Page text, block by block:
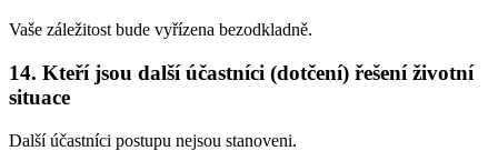
Vaše záležitost bude vyřízena bezodkladně.
14. Kteří jsou další účastníci (dotčení) řešení životní
situace
Další účastníci postupu nejsou stanoveni.